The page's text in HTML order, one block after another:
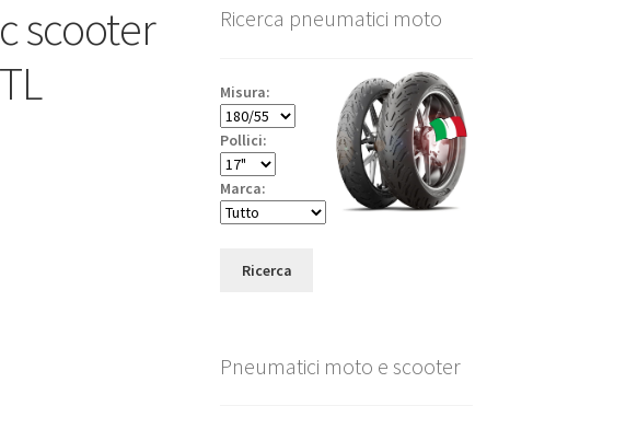
scooter
Ricerca pneumatici moto
Misura:
Pollici:
Marca:
Ricerca
Pneumatici moto e scooter